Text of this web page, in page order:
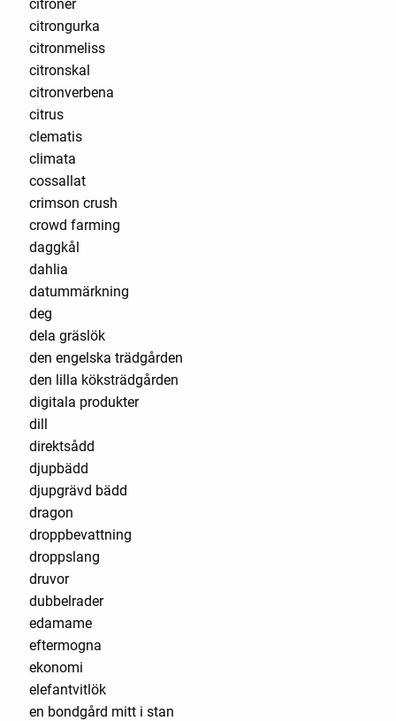
citroner
citrongurka
citronmeliss
citronskal
citronverbena
citrus
clematis
climata
cossallat
crimson crush
crowd farming
daggkål
dahlia
datummärkning
deg
dela gräslök
den engelska trädgården
den lilla köksträdgården
digitala produkter
dill
direktsådd
djupbädd
djupgrävd bädd
dragon
droppbevattning
droppslang
druvor
dubbelrader
edamame
eftermogna
ekonomi
elefantvitlök
en bondgård mitt i stan